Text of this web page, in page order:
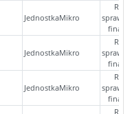
JednostkaMikro
JednostkaMikro
JednostkaMikro